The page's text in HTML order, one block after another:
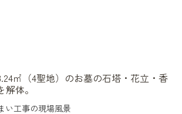
㎡（4聖地）のお墓の石塔・花立・香
体。